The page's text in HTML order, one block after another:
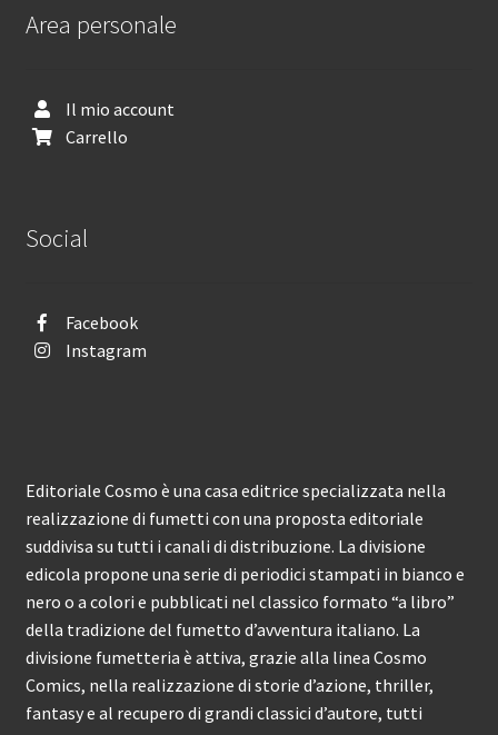
Area personale
Il mio account
Carrello
Social
Facebook
Instagram
Editoriale Cosmo è una casa editrice specializzata nella
realizzazione di fumetti con una proposta editoriale
suddivisa su tutti i canali di distribuzione. La divisione
edicola propone una serie di periodici stampati in bianco e
nero o a colori e pubblicati nel classico formato “a libro”
della tradizione del fumetto d’avventura italiano. La
divisione fumetteria è attiva, grazie alla linea Cosmo
Comics, nella realizzazione di storie d’azione, thriller,
fantasy e al recupero di grandi classici d’autore, tutti